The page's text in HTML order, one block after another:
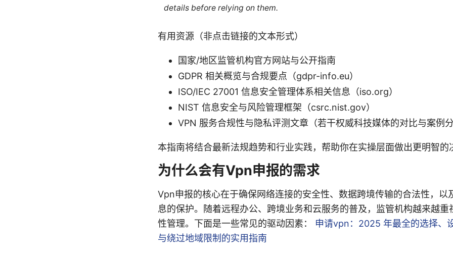
details before relying on them.
有用资源（非点击链接的文本形式）
国家/地区监管机构官方网站与公开指南
GDPR 相关概览与合规要点（gdpr-info.eu）
ISO/IEC 27001 信息安全管理体系相关信息（iso.org）
NIST 信息安全与风险管理框架（csrc.nist.gov）
VPN 服务合规性与隐私评测文章（若干权威科技媒体的对比与案例分
本指南将结合最新法规趋势和行业实践，帮助你在实操层面做出更明智的
为什么会有Vpn申报的需求
Vpn申报的核心在于确保网络连接的安全性、数据跨境传输的合法性，以
息的保护。随着远程办公、跨境业务和云服务的普及，监管机构越来越重
性管理。下面是一些常见的驱动因素： 申请vpn：2025 年最全的选择、
与绕过地域限制的实用指南